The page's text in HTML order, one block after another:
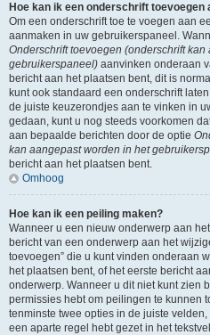
Hoe kan ik een onderschrift toevoegen
Om een onderschrift toe te voegen aan
aanmaken in uw gebruikerspaneel.
Onderschrift toevoegen (onderschrift
gebruikerspaneel) aanvinken onderaan
bericht aan het plaatsen bent, dit is
kunt ook standaard een onderschrift
de juiste keuzerondjes aan te vinken in
gedaan, kunt u nog steeds voorkomen
aan bepaalde berichten door de optie
kan aangepast worden in het
bericht aan het plaatsen bent.
Omhoog
Hoe kan ik een peiling maken?
Wanneer u een nieuw onderwerp aan
bericht van een onderwerp aan het
toevoegen” die u kunt vinden onderaan
het plaatsen bent, of het eerste bericht
onderwerp. Wanneer u dit niet kunt zien
permissies hebt om peilingen te kunnen
tenminste twee opties in de juiste
een aparte regel hebt gezet in het